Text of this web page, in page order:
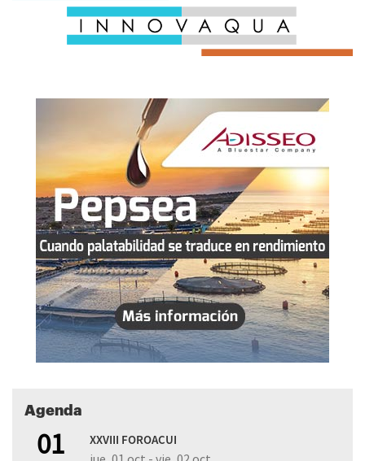
Agenda
01 XXVIII FOROACUI